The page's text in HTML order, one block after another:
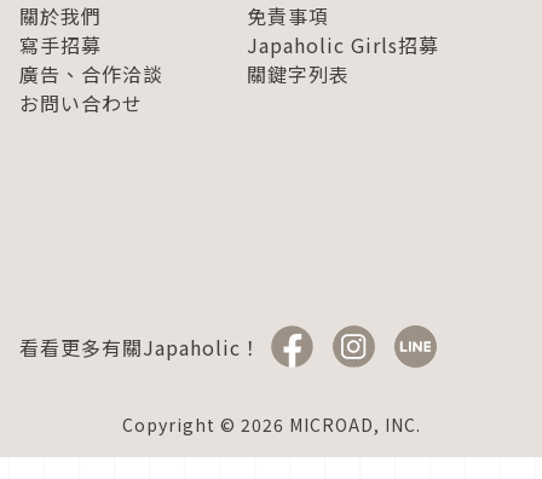
關於我們
免責事項
寫手招募
Japaholic Girls招募
廣告、合作洽談
關鍵字列表
お問い合わせ
看看更多有關Japaholic！
Copyright © 2026 MICROAD, INC.